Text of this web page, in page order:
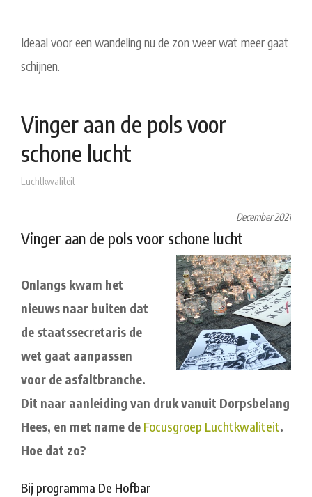
Ideaal voor een wandeling nu de zon weer wat meer gaat
schijnen.
Vinger aan de pols voor
schone lucht
Luchtkwaliteit
December 2021
Vinger aan de pols voor schone lucht
Onlangs kwam het
nieuws naar buiten dat
de staatssecretaris de
wet gaat aanpassen
voor de asfaltbranche.
Dit naar aanleiding van druk vanuit Dorpsbelang
Hees, en met name de Focusgroep Luchtkwaliteit.
Hoe dat zo?
Bij programma De Hofbar